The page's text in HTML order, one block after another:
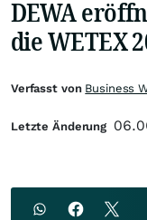
DEWA
die WETEX
Verfasst von Business
Letzte Änderung